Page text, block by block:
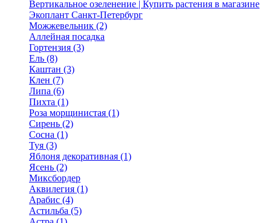
Вертикальное озеленение | Купить растения в магазине
Экоплант Санкт-Петербург
Можжевельник (2)
Аллейная посадка
Гортензия (3)
Ель (8)
Каштан (3)
Клен (7)
Липа (6)
Пихта (1)
Роза морщинистая (1)
Сирень (2)
Сосна (1)
Туя (3)
Яблоня декоративная (1)
Ясень (2)
Миксбордер
Аквилегия (1)
Арабис (4)
Астильба (5)